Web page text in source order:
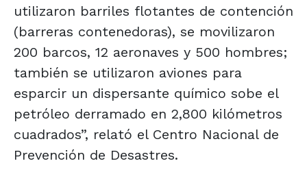
utilizaron barriles flotantes de contención
(barreras contenedoras), se movilizaron
200 barcos, 12 aeronaves y 500 hombres;
también se utilizaron aviones para
esparcir un dispersante químico sobe el
petróleo derramado en 2,800 kilómetros
cuadrados”, relató el Centro Nacional de
Prevención de Desastres.